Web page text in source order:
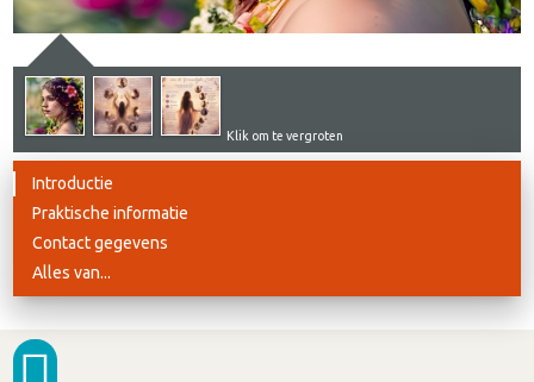
Klik om te vergroten
Introductie
Praktische informatie
Contact gegevens
Alles van...